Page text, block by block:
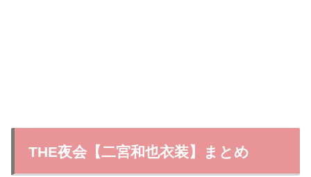
THE夜会【二宮和也衣装】まとめ